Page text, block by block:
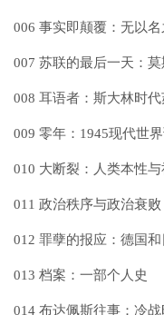
006 事实即颠覆：无以
007 苏联的最后一天：
008 耳语者：斯大林时
009 零年：1945现代世
010 大断裂：人类本性
011 政治秩序与政治衰
012 罪孽的报应：德国
013 档案：一部个人史
014 布达佩斯往事：冷